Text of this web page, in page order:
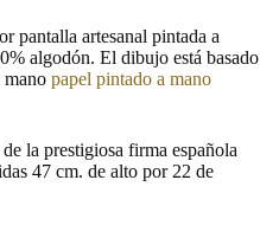
pantalla artesanal pintada a
algodón. El dibujo está basado
mano papel pintado a mano
la prestigiosa firma española
47 cm. de alto por 22 de